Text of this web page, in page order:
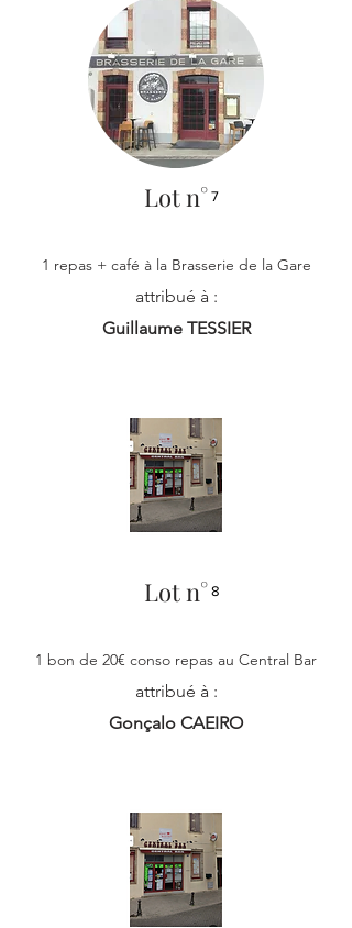
Lot n° 7
1 repas + café à la Brasserie de la Gare
attribué à :
Guillaume TESSIER
Lot n° 8
1 bon de 20€ conso repas au Central Bar
attribué à :
Gonçalo CAEIRO